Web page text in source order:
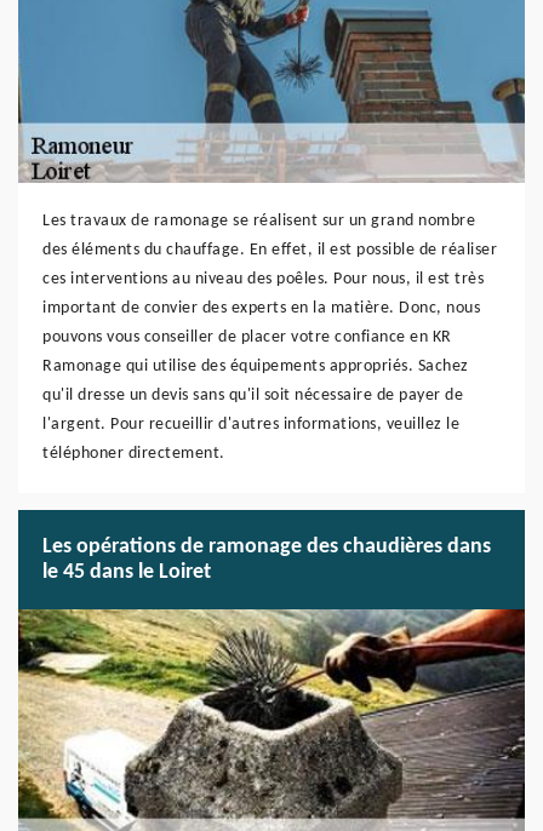
Les travaux de ramonage se réalisent sur un grand nombre
des éléments du chauffage. En effet, il est possible de réaliser
ces interventions au niveau des poêles. Pour nous, il est très
important de convier des experts en la matière. Donc, nous
pouvons vous conseiller de placer votre confiance en KR
Ramonage qui utilise des équipements appropriés. Sachez
qu'il dresse un devis sans qu'il soit nécessaire de payer de
l'argent. Pour recueillir d'autres informations, veuillez le
téléphoner directement.
Les opérations de ramonage des chaudières dans
le 45 dans le Loiret